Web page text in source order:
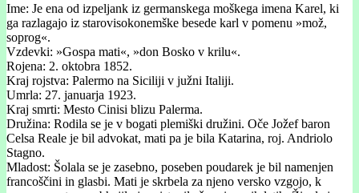
Ime: Je ena od izpeljank iz germanskega moškega imena Karel, ki
ga razlagajo iz starovisokonemške besede karl v pomenu »mož,
soprog«.
Vzdevki: »Gospa mati«, »don Bosko v krilu«.
Rojena: 2. oktobra 1852.
Kraj rojstva: Palermo na Siciliji v južni Italiji.
Umrla: 27. januarja 1923.
Kraj smrti: Mesto Cinisi blizu Palerma.
Družina: Rodila se je v bogati plemiški družini. Oče Jožef baron
Celsa Reale je bil advokat, mati pa je bila Katarina, roj. Andriolo
Stagno.
Mladost: Šolala se je zasebno, poseben poudarek je bil namenjen
francoščini in glasbi. Mati je skrbela za njeno versko vzgojo, k